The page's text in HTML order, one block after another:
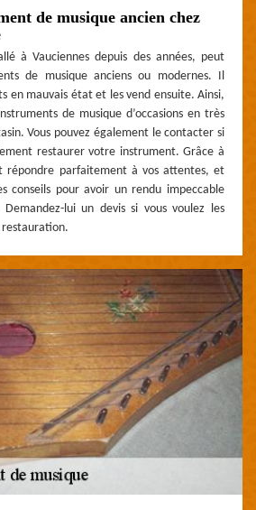
de musique ancien chez
à Vauciennes depuis des années, peut
de musique anciens ou modernes. Il
en mauvais état et les vend ensuite. Ainsi,
de musique d’occasions en très
Vous pouvez également le contacter si
restaurer votre instrument. Grâce à
répondre parfaitement à vos attentes, et
conseils pour avoir un rendu impeccable
lui un devis si vous voulez les
restauration.